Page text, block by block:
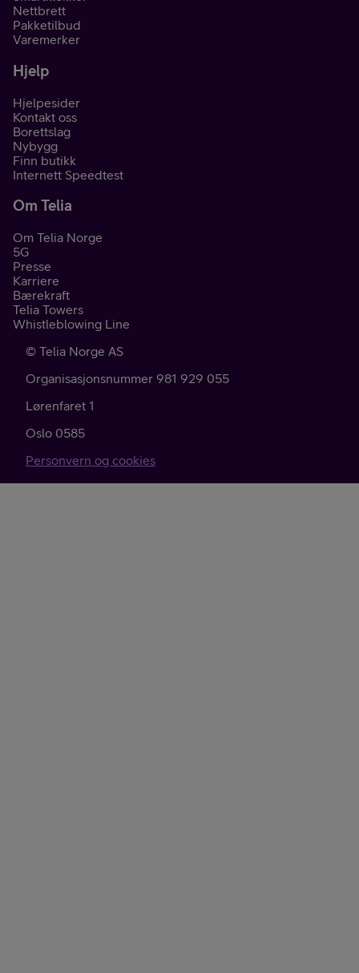
Nettbrett
Pakketilbud
Varemerker
Hjelp
Hjelpesider
Kontakt oss
Borettslag
Nybygg
Finn butikk
Internett Speedtest
Om Telia
Om Telia Norge
5G
Presse
Karriere
Bærekraft
Telia Towers
Whistleblowing Line
© Telia Norge AS
Organisasjonsnummer 981 929 055
Lørenfaret 1
Oslo 0585
Personvern og cookies